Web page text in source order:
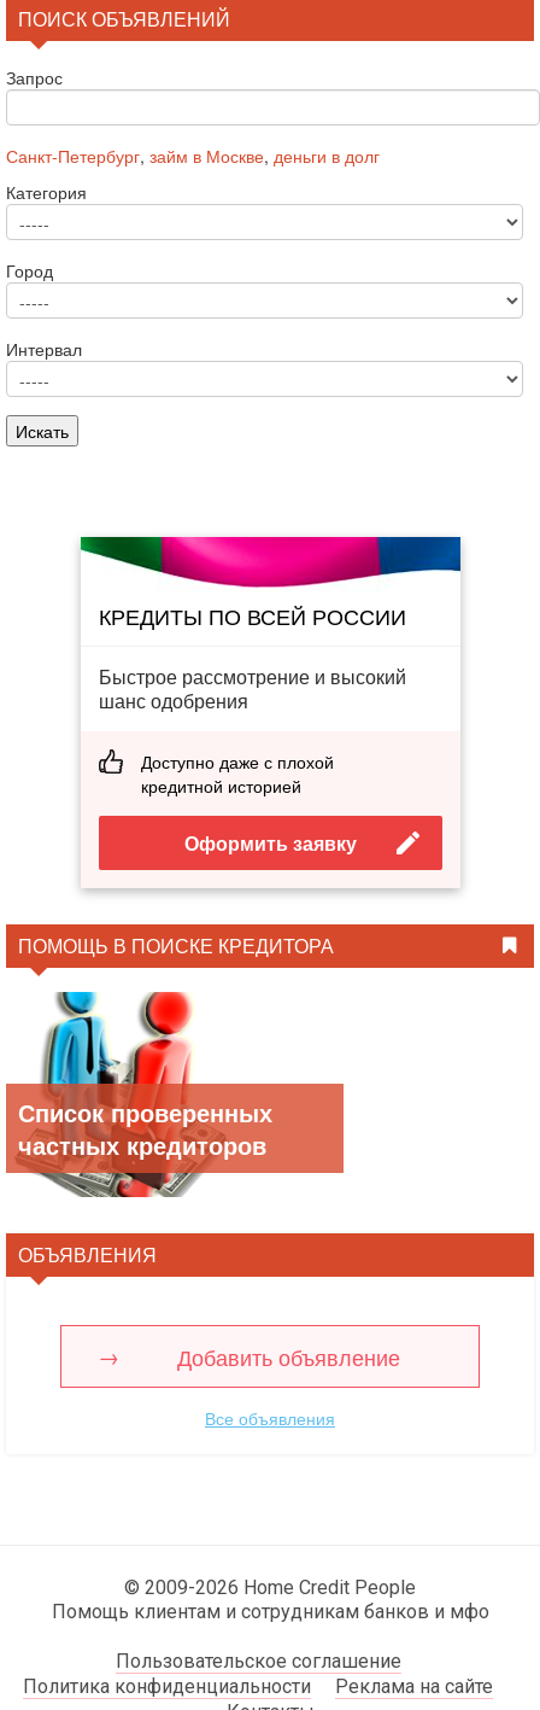
ПОИСК ОБЪЯВЛЕНИЙ
Запрос
Санкт-Петербург, займ в Москве, деньги в долг
Категория
Город
Интервал
КРЕДИТЫ ПО ВСЕЙ РОССИИ
Быстрое рассмотрение и высокий
шанс одобрения
Доступно даже с плохой
кредитной историей
Оформить заявку
ПОМОЩЬ В ПОИСКЕ КРЕДИТОРА
Список проверенных
частных кредиторов
ОБЪЯВЛЕНИЯ
Добавить объявление
Все объявления
© 2009-2026 Home Credit People
Помощь клиентам и сотрудникам банков и мфо
Пользовательское соглашение
Политика конфиденциальности
Реклама на сайте